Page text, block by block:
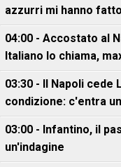
azzurri mi hanno
04:00 - Accostato al
Italiano lo chiama,
03:30 - Il Napoli cede
condizione: c'entra
03:00 - Infantino, il
un'indagine